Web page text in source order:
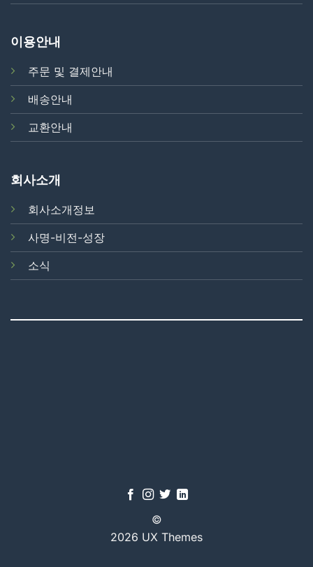
이용안내
주문 및 결제안내
배송안내
교환안내
회사소개
회사소개정보
사명-비전-성장
소식
©
2026 UX Themes